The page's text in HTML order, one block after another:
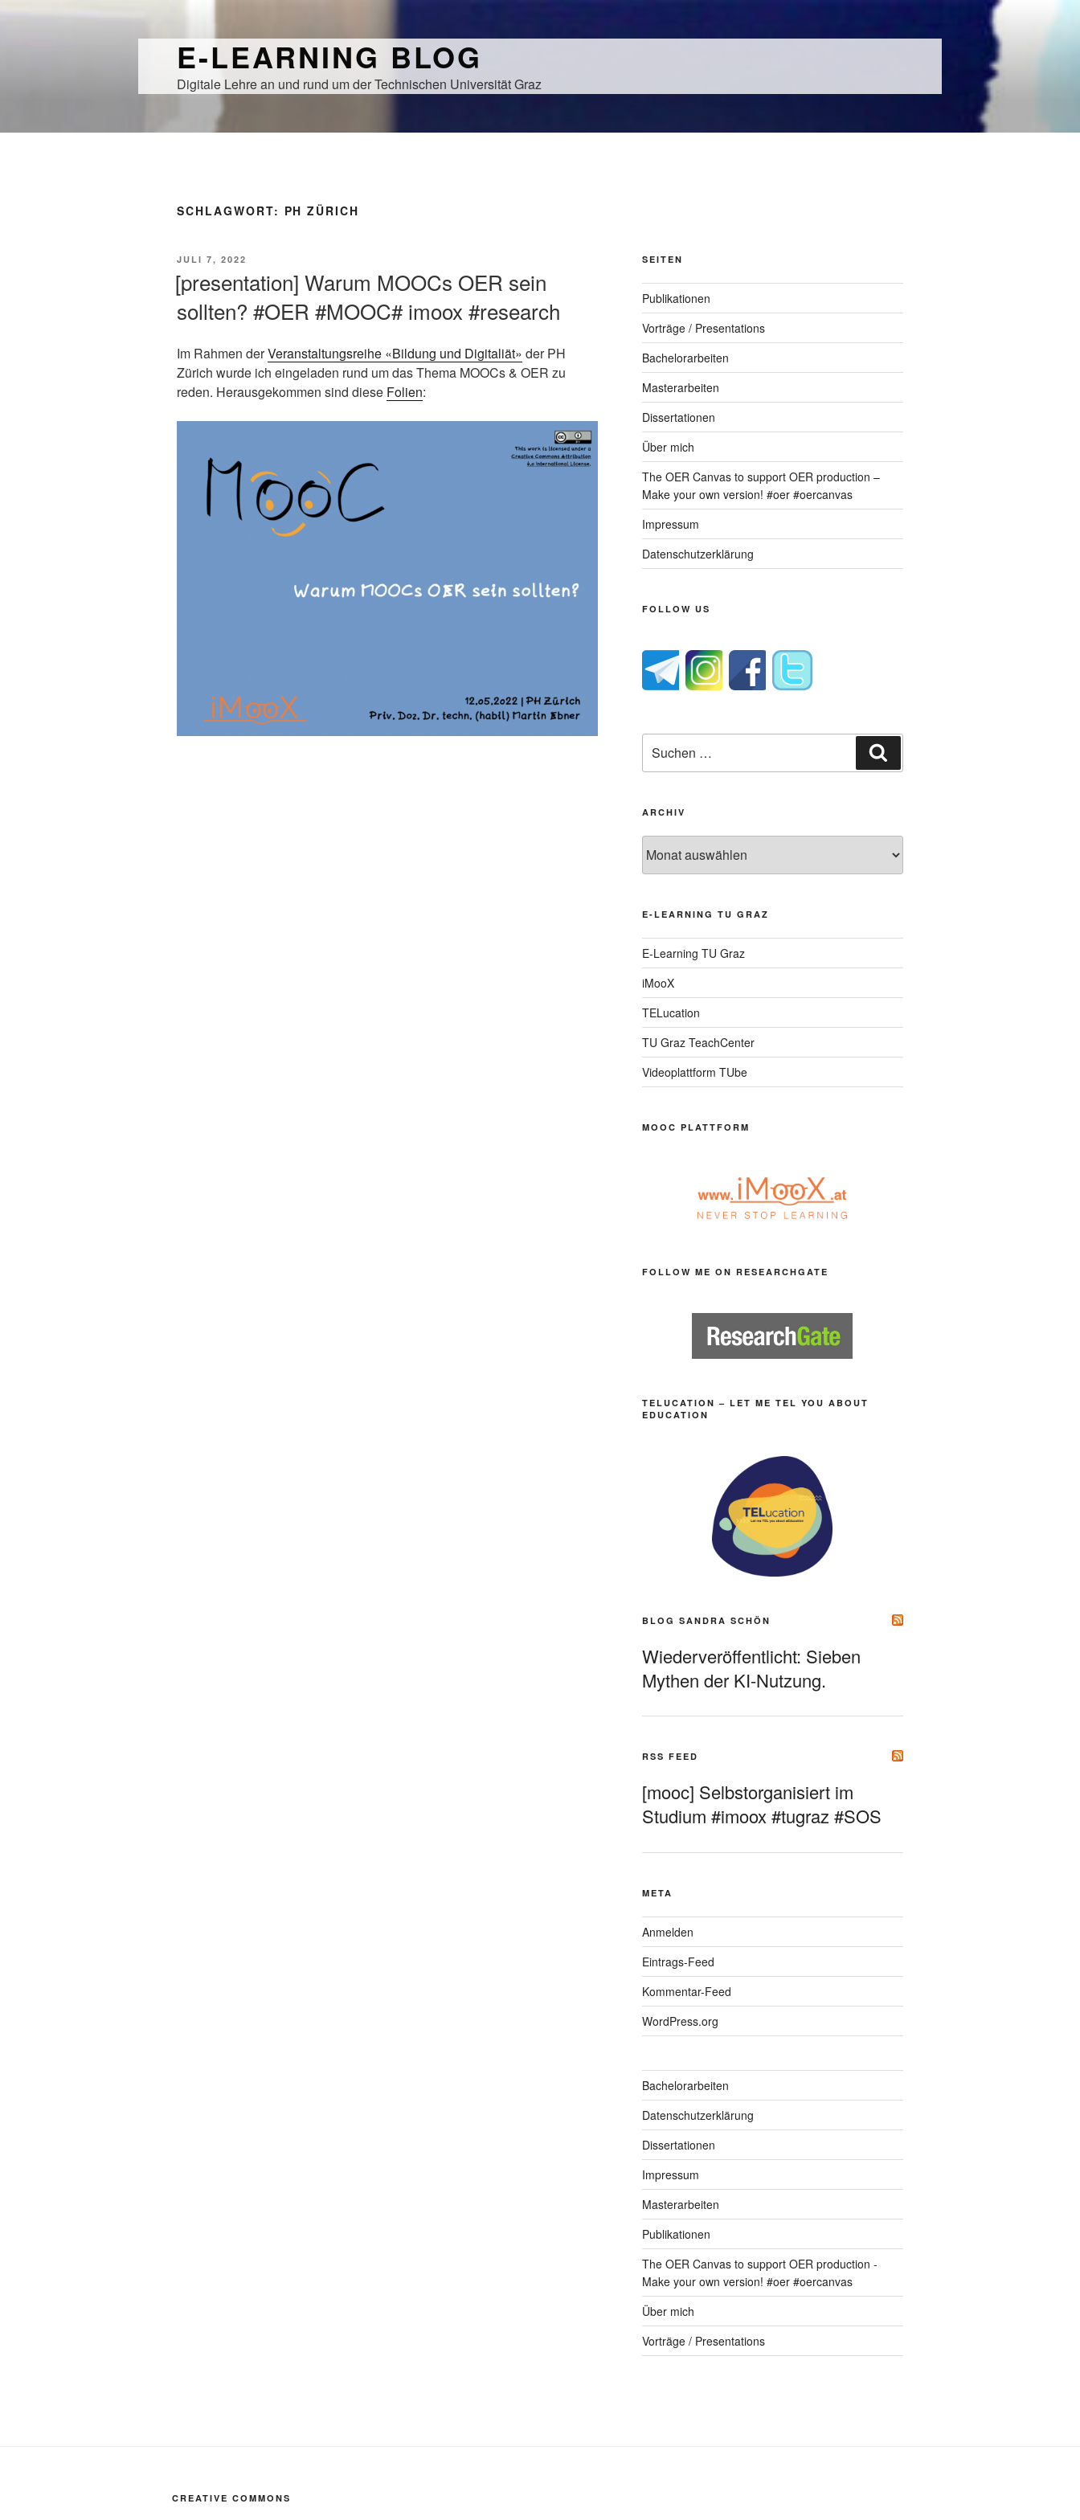
E-LEARNING BLOG
Digitale Lehre an und rund um der Technischen Universität Graz
SCHLAGWORT: PH ZÜRICH
VERÖFFENTLICHT
JULI 7, 2022
[presentation] Warum MOOCs OER sein
sollten? #OER #MOOC# imoox #research
Im Rahmen derVeranstaltungsreihe «Bildung und Digitaliät» der PH
Zürich wurde ich eingeladen rund um das Thema MOOCs & OER zu
reden. Herausgekommen sind diese Folien:
SEITEN
Publikationen
Vorträge / Presentations
Bachelorarbeiten
Masterarbeiten
Dissertationen
Über mich
The OER Canvas to support OER production –
Make your own version! #oer #oercanvas
Impressum
Datenschutzerklärung
FOLLOW US
nach:
ARCHIV
E-LEARNING TU GRAZ
E-Learning TU Graz
iMooX
TELucation
TU Graz TeachCenter
Videoplattform TUbe
MOOC PLATTFORM
FOLLOW ME ON RESEARCHGATE
TELUCATION – LET ME TEL YOU ABOUT
EDUCATION
BLOG SANDRA SCHÖN
Wiederveröffentlicht: Sieben
Mythen der KI-Nutzung.
RSS FEED
[mooc] Selbstorganisiert im
Studium #imoox #tugraz #SOS
META
Anmelden
Eintrags-Feed
Kommentar-Feed
WordPress.org
Bachelorarbeiten
Datenschutzerklärung
Dissertationen
Impressum
Masterarbeiten
Publikationen
The OER Canvas to support OER production -
Make your own version! #oer #oercanvas
Über mich
Vorträge / Presentations
CREATIVE COMMONS